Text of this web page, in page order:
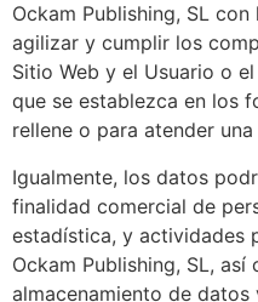
Ockam Publishing, SL con
agilizar y cumplir los
Sitio Web y el Usuario o
que se establezca en los
rellene o para atender
Igualmente, los datos
finalidad comercial de
estadística, y actividades
Ockam Publishing, SL, así
almacenamiento de